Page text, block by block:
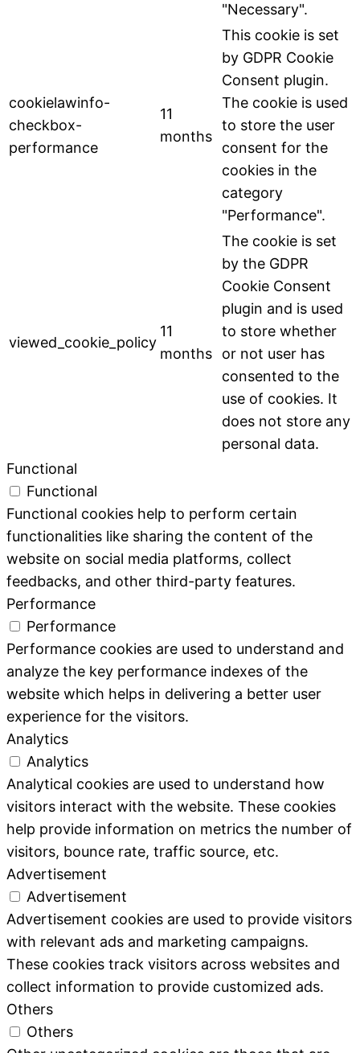
"Necessary".
cookielawinfo-
checkbox-
performance
11
months
This cookie is set
by GDPR Cookie
Consent plugin.
The cookie is used
to store the user
consent for the
cookies in the
category
"Performance".
viewed_cookie_policy
11
months
The cookie is set
by the GDPR
Cookie Consent
plugin and is used
to store whether
or not user has
consented to the
use of cookies. It
does not store any
personal data.
Functional
Functional
Functional cookies help to perform certain
functionalities like sharing the content of the
website on social media platforms, collect
feedbacks, and other third-party features.
Performance
Performance
Performance cookies are used to understand and
analyze the key performance indexes of the
website which helps in delivering a better user
experience for the visitors.
Analytics
Analytics
Analytical cookies are used to understand how
visitors interact with the website. These cookies
help provide information on metrics the number of
visitors, bounce rate, traffic source, etc.
Advertisement
Advertisement
Advertisement cookies are used to provide visitors
with relevant ads and marketing campaigns.
These cookies track visitors across websites and
collect information to provide customized ads.
Others
Others